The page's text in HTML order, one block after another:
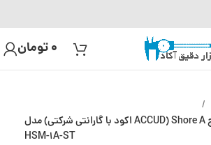
0تومان
پایه سختی سنج Shore A (ACCUD اکود با گارانتی شرکتی) مدل
HSM-1A-ST